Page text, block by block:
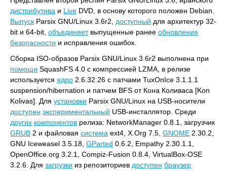
дистрибутива и Live DVD, в основу которого положен Debian.
Выпуск Parsix GNU/Linux 3.6r2, доступный для архитектур 32-
bit и 64-bit, объединяетвыпущенные ранее обновления
безопасности и исправления ошибок.
Сборка ISO-образов Parsix GNU/Linux 3.6r2 выполнена при
помощи SquashFS 4.0 с компрессией LZMA, в релизе
используется ядро 2.6.32.26 с патчами TuxOnIce 3.1.1.1
suspension/hibernation и патчем BFS от Кона Коливаса [Kon
Kolivas]. Для установки Parsix GNU/Linux на USB-носители
доступен экспериментальный USB-инсталлятор. Среди
других компонентов релиза: NetworkManager 0.8.1, загрузчик
GRUB 2 и файловая система ext4, X.Org 7.5, GNOME 2.30.2,
GNU Iceweasel 3.5.18, GParted 0.6.2, Empathy 2.30.1.1,
OpenOffice.org 3.2.1, Compiz-Fusion 0.8.4, VirtualBox-OSE
3.2.6. Для загрузки из репозиториев доступен браузер